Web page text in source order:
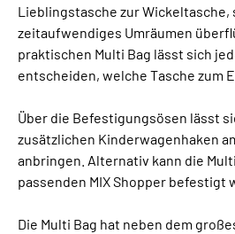
Lieblingstasche zur Wickeltasche,
zeitaufwendiges Umräumen
praktischen Multi Bag lässt sich
entscheiden, welche Tasche zum
Über die Befestigungsösen lässt
zusätzlichen Kinderwagenhaken
anbringen. Alternativ kann die
passenden MIX Shopper befestigt
Die Multi Bag hat neben dem